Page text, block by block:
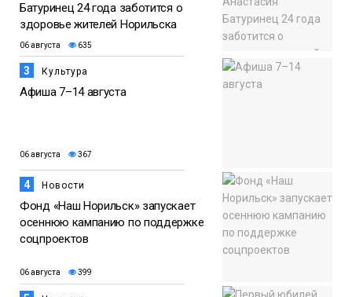
Батуринец 24 года заботится о
здоровье жителей Норильска
06 августа 635
3 Культура
Афиша 7–14 августа
06 августа 367
4 Новости
Фонд «Наш Норильск» запускает
осеннюю кампанию по поддержке
соцпроектов
06 августа 399